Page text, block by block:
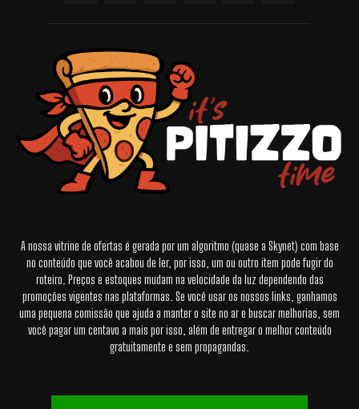
A nossa vitrine de ofertas é gerada por um algoritmo (quase a Skynet) com base
no conteúdo que você acabou de ler, por isso, um ou outro item pode fugir do
roteiro. Preços e estoques mudam na velocidade da luz dependendo das
promoções vigentes nas plataformas. Se você usar os nossos links, ganhamos
uma pequena comissão que ajuda a manter o site no ar e buscar melhorias, sem
você pagar um centavo a mais por isso, além de entregar o melhor conteúdo
gratuitamente e sem propagandas.